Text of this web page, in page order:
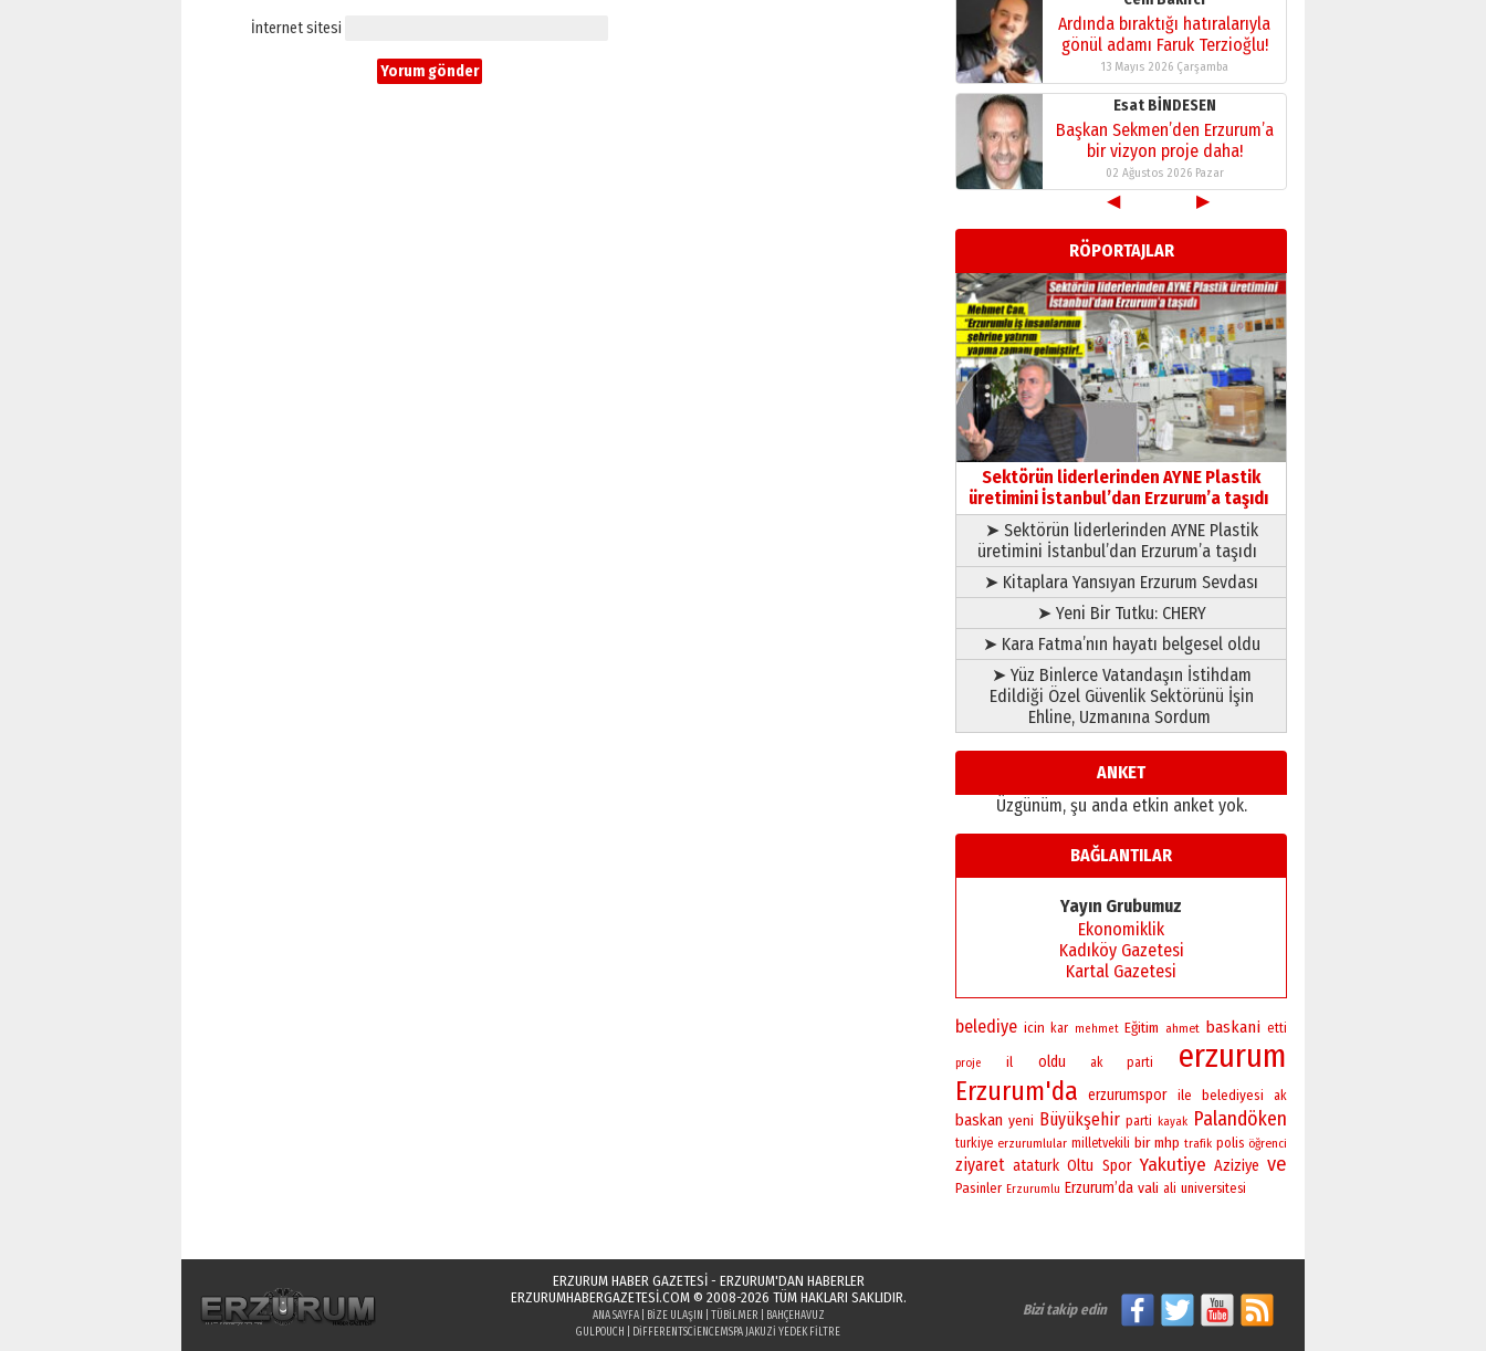
İnternet sitesi
Ardında bıraktığı hatıralarıyla
gönül adamı Faruk Terzioğlu!
13 Mayıs 2026 Çarşamba
Esat BİNDESEN
Başkan Sekmen’den Erzurum’a
bir vizyon proje daha!
02 Ağustos 2026 Pazar
Kadir SABUNCUOĞLU
Erzurumspor’un köşe taşları
29 Haziran 2026 Pazartesi
Kenan GÜLERCİ
Murat Şahsuvaroğlu ERKON’da
çıtayı yukarı taşırken,
yönetimdekiler aşağı
çekmemeli!
17 Şubat 2026 SalıOrhan BOZKURT
Bir fotoğraf, bir şehir, bir
gazeteci… Dizginler kimin
elinde?
31 Mart 2026 Salı
A. Berhan Yılmaz
BİR BÖLÜM DEĞİL, BİR ÖMÜR
SEÇİYORSUNUZ… “NEDEN
ATATÜRK ÜNİVERSİTESİ?”
28 Temmuz 2026 Salı
Ahmet Gökhan YAZICI
Ahmed Yesevi’den bir
Alperen… ”Reisimiz” idi…
Hakka yürüdü.!
26 Mart 2026 Perşembe
Ardında bıraktığı hatıralarıyla
13 Mayıs 2026 Çarşamba
Esat BİNDESEN
Başkan Sekmen’den Erzurum’a
bir vizyon proje daha!
02 Ağustos 2026 Pazar
◀ ▶
RÖPORTAJLAR
Sektörün liderlerinden AYNE Plastik
üretimini İstanbul’dan Erzurum’a taşıdı
➤ Sektörün liderlerinden AYNE Plastik
üretimini İstanbul’dan Erzurum’a taşıdı
➤ Kitaplara Yansıyan Erzurum Sevdası
➤ Yeni Bir Tutku: CHERY
➤ Kara Fatma’nın hayatı belgesel oldu
➤ Yüz Binlerce Vatandaşın İstihdam
Edildiği Özel Güvenlik Sektörünü İşin
Ehline, Uzmanına Sordum
ANKET
Üzgünüm, şu anda etkin anket yok.
BAĞLANTILAR
Yayın Grubumuz
Ekonomiklik
Kadıköy Gazetesi
Kartal Gazetesi
belediye icin kar mehmet Eğitim ahmet baskani etti
proje il oldu ak parti erzurum
Erzurum'da erzurumspor ile belediyesi ak
baskan yeni Büyükşehir parti kayak Palandöken
turkiye erzurumlular milletvekili bir mhp trafik polis öğrenci
ziyaret ataturk Oltu Spor Yakutiye Aziziye ve
Pasinler Erzurumlu Erzurum’da vali ali universitesi
ERZURUM HABER GAZETESİ - ERZURUM'DAN HABERLER
ERZURUMHABERGAZETESI.COM© 2008-2026 TÜM HAKLARI SAKLIDIR.
ANA SAYFA| BIZE ULAŞIN TÜBILMER
BAHÇEHAVUZ
GULPOUCH
DIFFERENTSCIENCEMSPA JAKUZI YEDEK FILTRE
Bizi takip edin